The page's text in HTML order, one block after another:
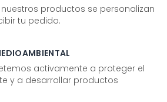
productos se personalizan
tu pedido.
activamente a proteger el
y a desarrollar productos